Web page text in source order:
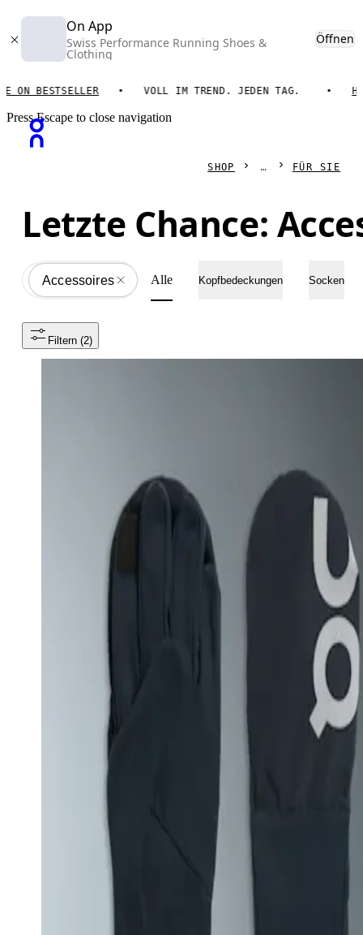
On App
Swiss Performance Running Shoes &
Clothing
Öffnen
VOLL IM TREND. JEDEN TAG. HOL
Press Escape to close navigation
SHOP FÜR SIE
Letzte Chance:
All
Accessoires Alle Kopfbedeckungen Socken
Filtern (2)